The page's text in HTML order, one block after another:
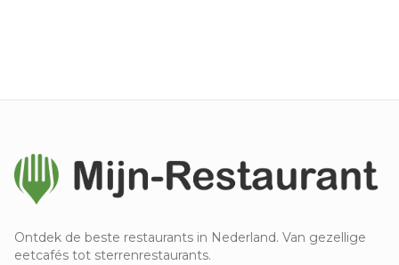
Ontdek de beste restaurants in Nederland. Van gezellige
eetcafés tot sterrenrestaurants.